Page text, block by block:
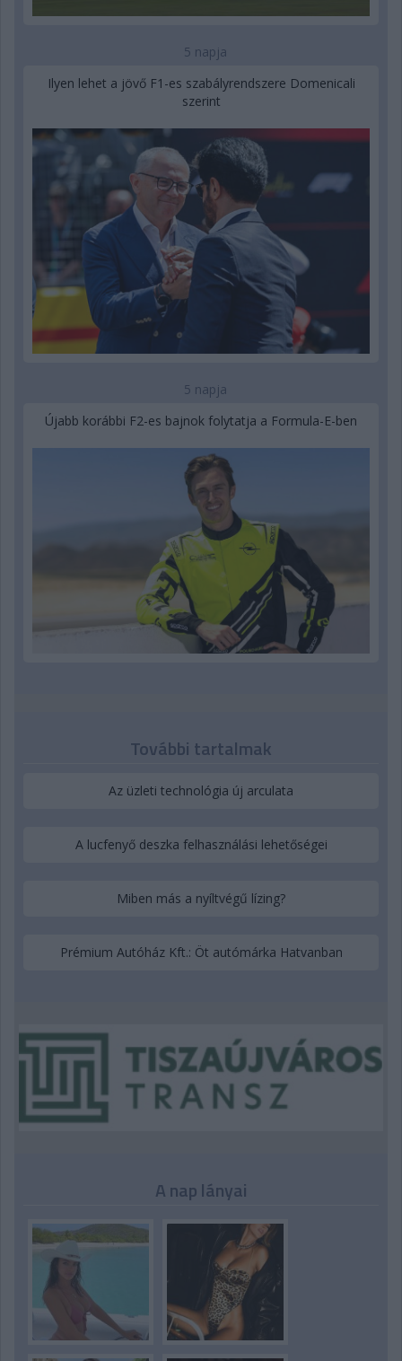
5 napja
Ilyen lehet a jövő F1-es szabályrendszere Domenicali
szerint
5 napja
Újabb korábbi F2-es bajnok folytatja a Formula-E-ben
További tartalmak
Az üzleti technológia új arculata
A lucfenyő deszka felhasználási lehetőségei
Miben más a nyíltvégű lízing?
Prémium Autóház Kft.: Öt autómárka Hatvanban
A nap lányai